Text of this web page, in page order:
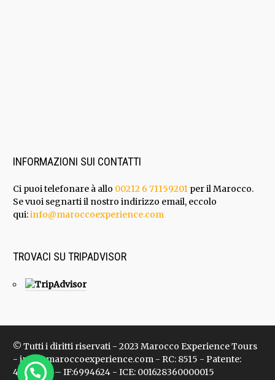
INFORMAZIONI SUI CONTATTI
Ci puoi telefonare à allo 00212 6 71159201 per il Marocco.
Se vuoi segnarti il nostro indirizzo email, eccolo
qui:info@maroccoexperience.com
TROVACI SU TRIPADVISOR
© Tutti i diritti riservati - 2023 Marocco Experience Tours
- info@maroccoexperience.com - RC: 8515 - Patente:
47136624 – IF:6994624 - ICE: 001628360000015